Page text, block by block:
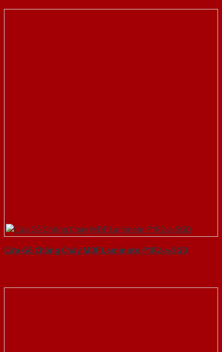
Cửa Gỗ Chống Cháy MDF Laminate P1R2-a-SGD